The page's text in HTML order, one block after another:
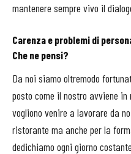
mantenere sempre vivo il
Carenza e problemi di
Che ne pensi?
Da noi siamo oltremodo
posto come il nostro avviene
vogliono venire a lavorare da
ristorante ma anche per la
dedichiamo ogni giorno